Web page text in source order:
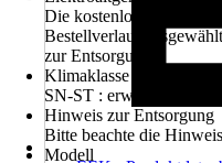
Die kostenlose
Bestellverlauf
zur Entsorgung.
Klimaklasse
SN-ST : erweitertes
Hinweis zur Entsorgung
Bitte beachte die
Modell